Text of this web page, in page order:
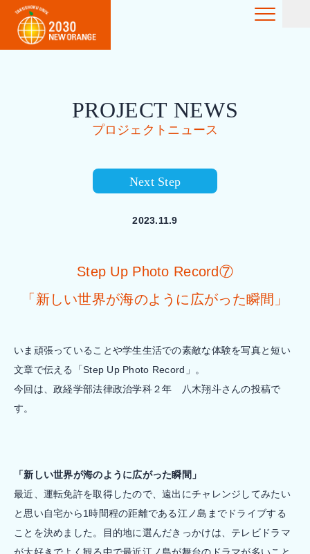
PROJECT NEWS
プロジェクトニュース
Next Step
2023.11.9
Step Up Photo Record⑦
「新しい世界が海のように広がった瞬間」
いま頑張っていることや学生生活での素敵な体験を写真と短い
文章で伝える「Step Up Photo Record」。
今回は、政経学部法律政治学科２年 八木翔斗さんの投稿で
す。
「新しい世界が海のように広がった瞬間」
最近、運転免許を取得したので、遠出にチャレンジしてみたい
と思い自宅から1時間程の距離である江ノ島までドライブする
ことを決めました。目的地に選んだきっかけは、テレビドラマ